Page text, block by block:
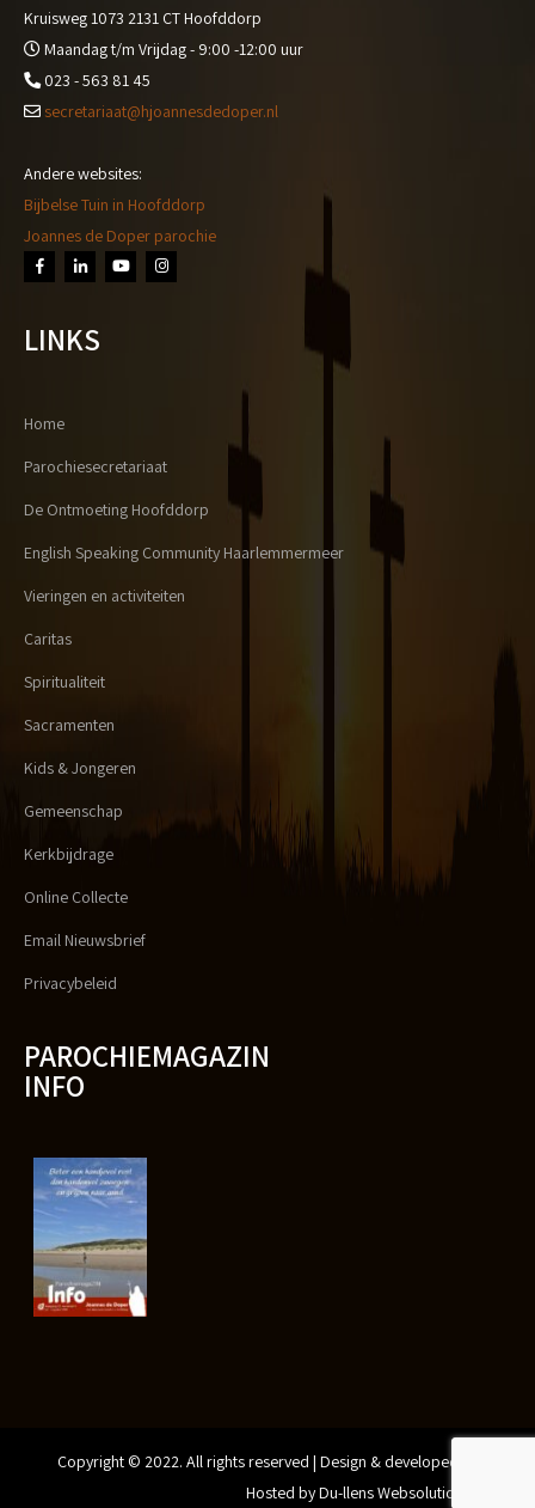
Kruisweg 1073 2131 CT Hoofddorp
Maandag t/m Vrijdag - 9:00 -12:00 uur
023 - 563 81 45
secretariaat@hjoannesdedoper.nl
Andere websites:
Bijbelse Tuin in Hoofddorp
Joannes de Doper parochie
LINKS
Home
Parochiesecretariaat
De Ontmoeting Hoofddorp
English Speaking Community Haarlemmermeer
Vieringen en activiteiten
Caritas
Spiritualiteit
Sacramenten
Kids & Jongeren
Gemeenschap
Kerkbijdrage
Online Collecte
Email Nieuwsbrief
Privacybeleid
PAROCHIEMAGAZIN
INFO
Copyright © 2022. All rights reserved | Design & developed by
Hosted by Du-llens Websolutions